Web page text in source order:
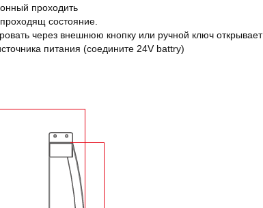
проходить
состояние.
через внешнюю кнопку или ручной ключ открывает
питания (соедините 24V battry)